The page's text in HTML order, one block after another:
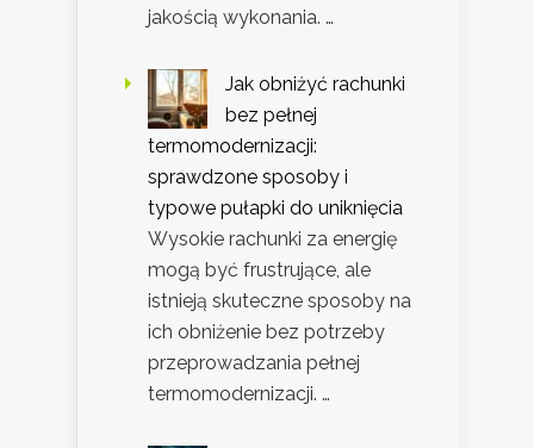
jakością wykonania. …
Jak obniżyć rachunki
bez pełnej
termomodernizacji:
sprawdzone sposoby i
typowe pułapki do uniknięcia
Wysokie rachunki za energię
mogą być frustrujące, ale
istnieją skuteczne sposoby na
ich obniżenie bez potrzeby
przeprowadzania pełnej
termomodernizacji. …